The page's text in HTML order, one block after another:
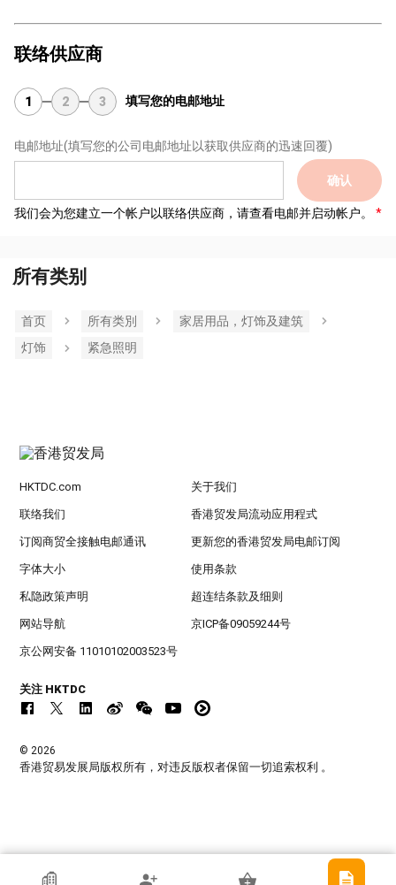
联络供应商
1 2 3 填写您的电邮地址
电邮地址(填写您的公司电邮地址以获取供应商的迅速回覆)
确认
我们会为您建立一个帐户以联络供应商，请查看电邮并启动帐户。
所有类别
首页 所有类別
家居用品，灯饰及建筑
灯饰
紧急照明
香港贸发局参展商
HKTDC.com 关于我们
联络我们 香港贸发局流动应用程式
订阅商贸全接触电邮通讯 更新您的香港贸发局电邮订阅
字体大小 使用条款
私隐政策声明 超连结条款及细则
网站导航 京ICP备09059244号
京公网安备 11010102003523号
关注 HKTDC
© 2026
香港贸易发展局版权所有，对违反版权者保留一切追索权利 。